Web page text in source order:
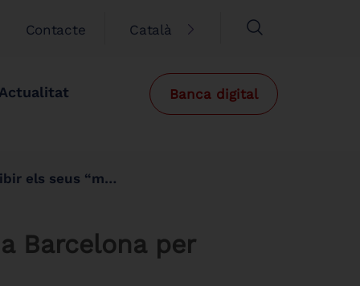
Contacte Català
Banca digital
de pel·lícula
Barcelona per